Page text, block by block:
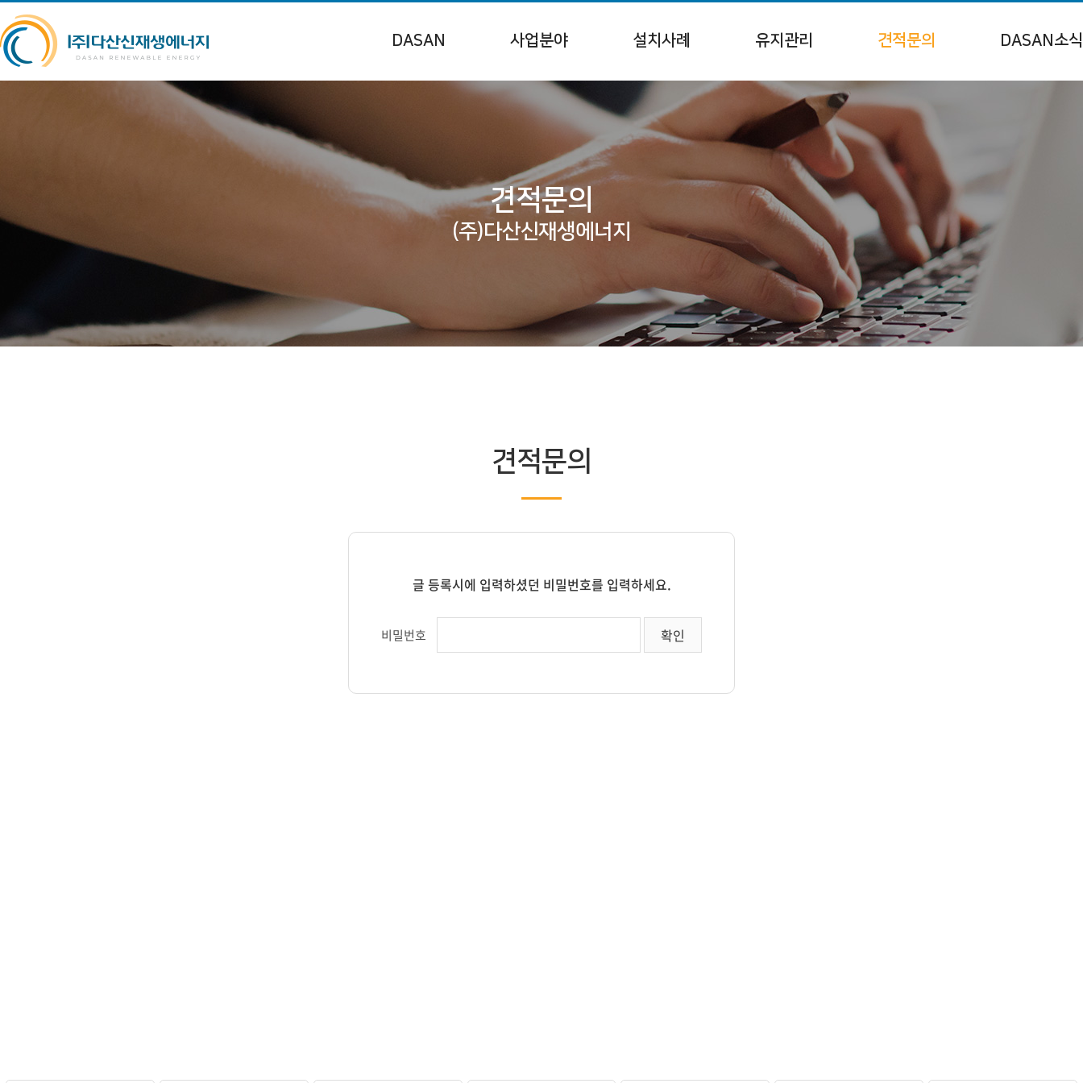
DASAN
오시는길
사업분야
금융지원사업
정부지원사업
RPSㆍFIT
건물임대사업
BIPV
연료전지
설치사례
태양광발전소
건물지원사업
주택지원사업
자가용PPA
유지관리
유지관리
견적문의 DASAN소식
견적문의
(주)다산신재생에너지
견적문의
글 등록시에 입력하셨던 비밀번호를 입력하세요.
비밀번호